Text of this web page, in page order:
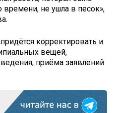
времени, не ушла в песок»,
корректировать и
вещей,
приёма заявлений